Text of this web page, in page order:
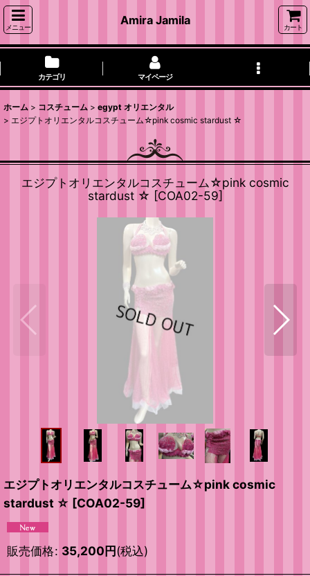
メニュー
Amira Jamila
カート
カテゴリ マイページ
ホーム > コスチューム > egypt オリエンタル
> エジプトオリエンタルコスチューム☆pink cosmic stardust ☆
エジプトオリエンタルコスチューム☆pink cosmic
stardust ☆ [COA02-59]
エジプトオリエンタルコスチューム☆pink cosmic
stardust ☆ [COA02-59]
販売価格: 35,200円(税込)